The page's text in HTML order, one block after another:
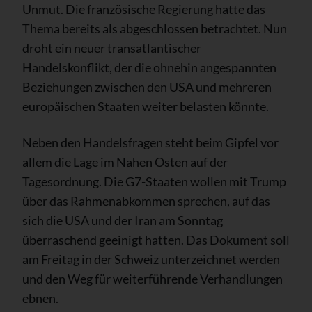
Unmut. Die französische Regierung hatte das
Thema bereits als abgeschlossen betrachtet. Nun
droht ein neuer transatlantischer
Handelskonflikt, der die ohnehin angespannten
Beziehungen zwischen den USA und mehreren
europäischen Staaten weiter belasten könnte.
Neben den Handelsfragen steht beim Gipfel vor
allem die Lage im Nahen Osten auf der
Tagesordnung. Die G7-Staaten wollen mit Trump
über das Rahmenabkommen sprechen, auf das
sich die USA und der Iran am Sonntag
überraschend geeinigt hatten. Das Dokument soll
am Freitag in der Schweiz unterzeichnet werden
und den Weg für weiterführende Verhandlungen
ebnen.